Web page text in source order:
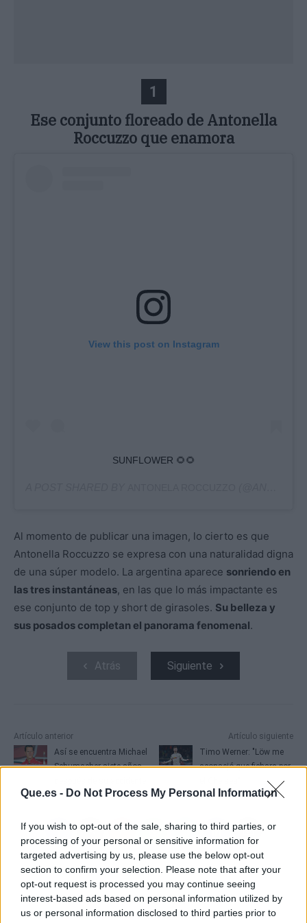
Que.es - Do Not Process My Personal Information
If you wish to opt-out of the sale, sharing to third parties, or
processing of your personal or sensitive information for
targeted advertising by us, please use the below opt-out
section to confirm your selection. Please note that after your
opt-out request is processed you may continue seeing
interest-based ads based on personal information utilized by
us or personal information disclosed to third parties prior to
1
Ese conjunto floreado de Antonella
Roccuzzo que enamora
View this post on Instagram
SUNFLOWER 🌻🌻
Al momento de publicar una imagen, lo cierto es que
Antonella Roccuzzo se expresa con una naturalidad digna
de una súper modelo. La argentina aparece sonriendo en
las tres instantáneas, en las que lo más impactante es
ese conjunto de top y short de girasoles. Su belleza y
sus posados completan el panorama fenomenal.
Atrás Siguiente
Artículo anterior
Así se encuentra Michael
Schumacher siete años
Artículo siguiente
Timo Werner: "Löw me
aconsejó que fichara por